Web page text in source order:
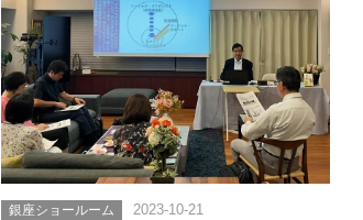
銀座ショールーム 2023-10-21